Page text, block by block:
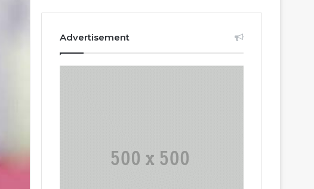
Advertisement